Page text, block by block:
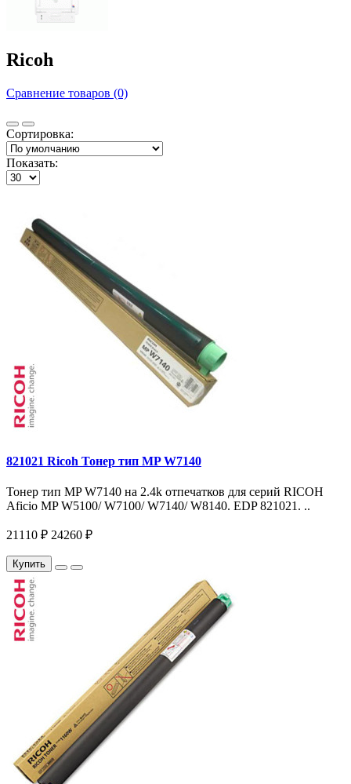
Ricoh
Сравнение товаров (0)
Сортировка:
Показать:
821021 Ricoh Тонер тип MP W7140
Тонер тип MP W7140 на 2.4k отпечатков для серий RICOH
Aficio MP W5100/ W7100/ W7140/ W8140. EDP 821021. ..
21110 ₽ 24260 ₽
Купить